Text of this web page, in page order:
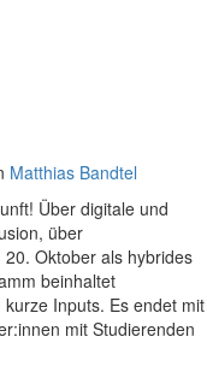
Matthias Bandtel
Über digitale und
über
20. Oktober als hybrides
beinhaltet
Inputs. Es endet mit
mit Studierenden